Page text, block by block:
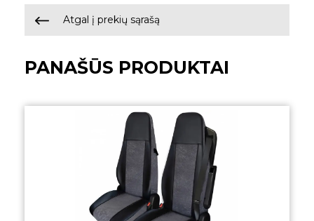
Atgal į prekių sąrašą
PANAŠŪS PRODUKTAI